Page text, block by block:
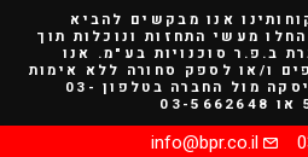
אנו מבקשים להביא
מעשי התחזות ונוכלות תוך
ב.פ.ר סוכנויות בע"מ. אנו
ו/או לספק סחורה ללא אימות
מוקדם של פרטי העיסקה מול החברה בטלפון 03-
info@bpr.co.il